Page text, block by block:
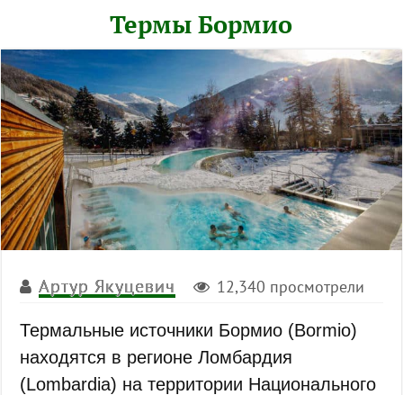
Термы Бормио
Артур Якуцевич 12,340 просмотрели
Термальные источники Бормио (Bormio)
находятся в регионе Ломбардия
(Lombardia) на территории Национального